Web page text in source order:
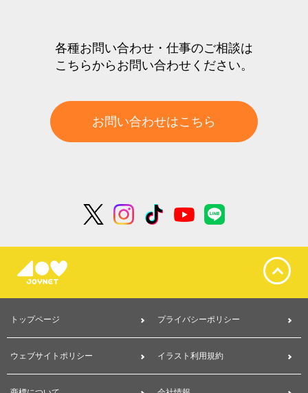
各種お問い合わせ・仕事のご相談は
こちらからお問い合わせください。
お問い合わせはこちら
トップページ プライバシーポリシー
ウェブサイトポリシー イラスト利用規約